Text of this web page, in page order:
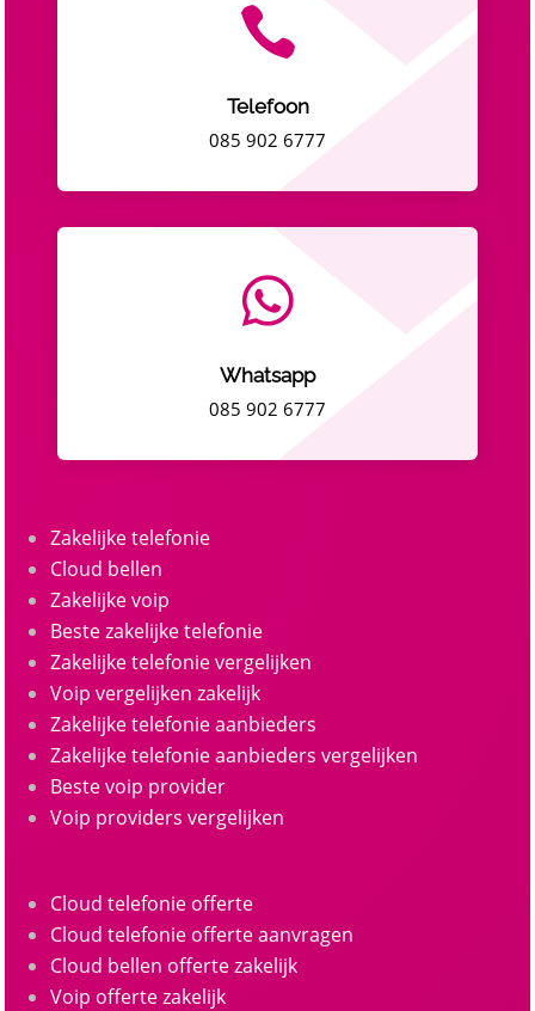

Telefoon
085 902 6777

Whatsapp
085 902 6777
Zakelijke telefonie
Cloud bellen
Zakelijke voip
Beste zakelijke telefonie
Zakelijke telefonie vergelijken
Voip vergelijken zakelijk
Zakelijke telefonie aanbieders
Zakelijke telefonie aanbieders vergelijken
Beste voip provider
Voip providers vergelijken
Cloud telefonie offerte
Cloud telefonie offerte aanvragen
Cloud bellen offerte zakelijk
Voip offerte zakelijk